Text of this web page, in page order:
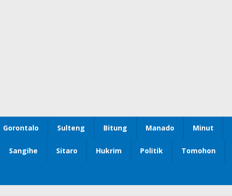
Gorontalo Sulteng Bitung Manado Minut
Sangihe Sitaro Hukrim Politik Tomohon